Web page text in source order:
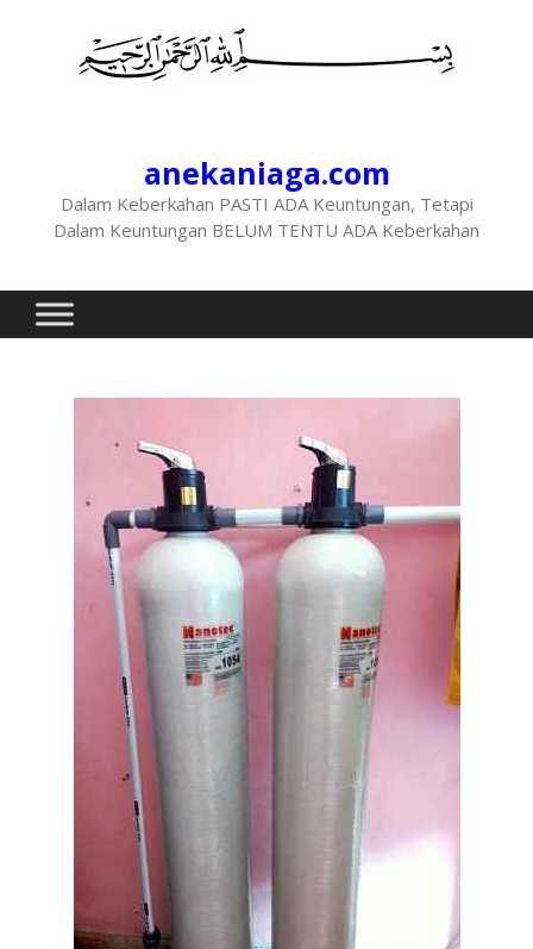
anekaniaga.com
Dalam Keberkahan PASTI ADA Keuntungan, Tetapi
Dalam Keuntungan BELUM TENTU ADA Keberkahan